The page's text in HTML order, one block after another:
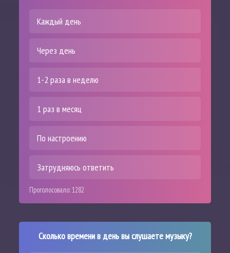
Каждый день
Через день
1-2 раза в неделю
1 раз в месяц
По настроению
Затрудняюсь ответить
Проголосовало:1282
Сколько времени в день вы слушаете музыку?